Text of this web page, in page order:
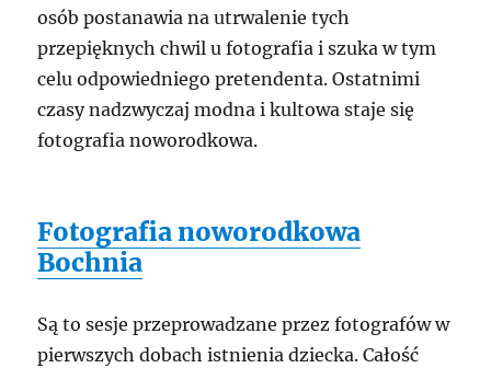
osób postanawia na utrwalenie tych
przepięknych chwil u fotografia i szuka w tym
celu odpowiedniego pretendenta. Ostatnimi
czasy nadzwyczaj modna i kultowa staje się
fotografia noworodkowa.
Fotografia noworodkowa
Bochnia
Są to sesje przeprowadzane przez fotografów w
pierwszych dobach istnienia dziecka. Całość